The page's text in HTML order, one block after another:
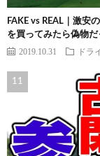
FAKE vs REAL｜激安
を買ってみたら偽物
2019.10.31 ドラ